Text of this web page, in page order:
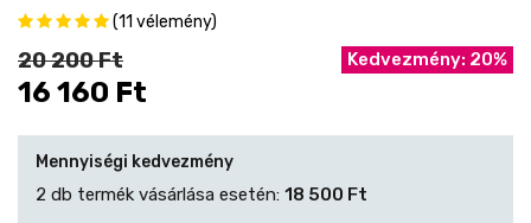
(11 vélemény)
20 200 Ft
16 160 Ft
Kedvezmény: 20%
Mennyiségi kedvezmény
2 db termék vásárlása esetén: 18 500 Ft